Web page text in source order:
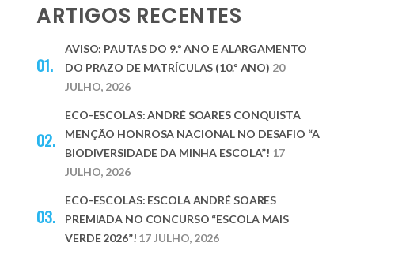
ARTIGOS RECENTES
AVISO: PAUTAS DO 9.º ANO E ALARGAMENTO
DO PRAZO DE MATRÍCULAS (10.º ANO) 20
JULHO, 2026
ECO-ESCOLAS: ANDRÉ SOARES CONQUISTA
MENÇÃO HONROSA NACIONAL NO DESAFIO “A
BIODIVERSIDADE DA MINHA ESCOLA”! 17
JULHO, 2026
ECO-ESCOLAS: ESCOLA ANDRÉ SOARES
PREMIADA NO CONCURSO “ESCOLA MAIS
VERDE 2026”! 17 JULHO, 2026